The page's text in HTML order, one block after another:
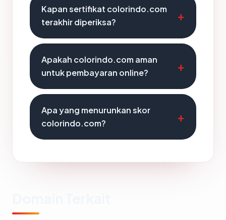
Kapan sertifikat colorindo.com
terakhir diperiksa?
Apakah colorindo.com aman
untuk pembayaran online?
Apa yang menurunkan skor
colorindo.com?